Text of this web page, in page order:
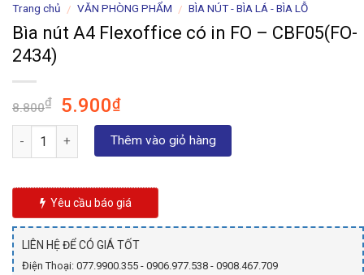
Trang chủ / VĂN PHÒNG PHẨM / BÌA NÚT - BÌA LÁ - BÌA LỖ
Bìa nút A4 Flexoffice có in FO – CBF05(FO-
2434)
8.800₫
Giá
gốc
là:
8.800₫.
5.900₫Giá
hiện
tại
là:
5.900₫.
Số lượng Thêm vào giỏ hàng
Yêu cầu báo giá
LIÊN HỆ ĐỂ CÓ GIÁ TỐT
Điện Thoại: 077.9900.355 - 0906.977.538 - 0908.467.709